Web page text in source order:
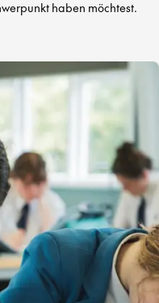
haben möchtest.